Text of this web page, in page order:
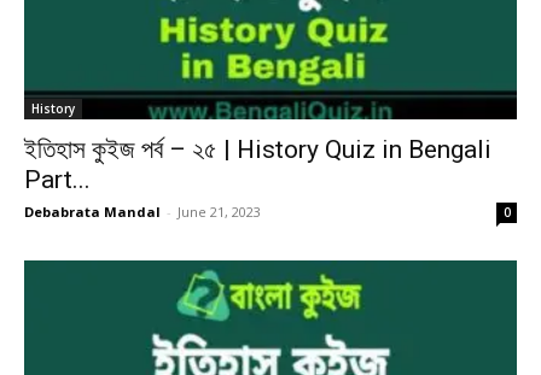
History
ইতিহাস কুইজ পর্ব – ২৫ | History Quiz in Bengali
Part...
Debabrata Mandal - June 21, 2023 0